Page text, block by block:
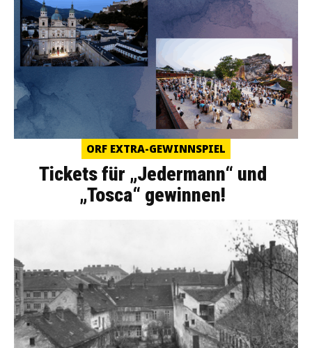
ORF EXTRA-GEWINNSPIEL
Tickets für „Jedermann“ und
„Tosca“ gewinnen!